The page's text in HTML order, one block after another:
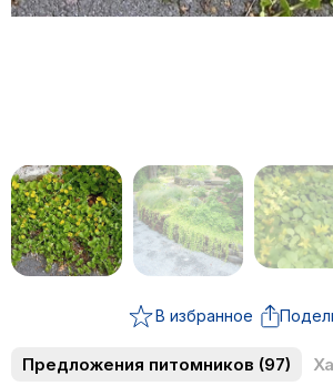
В избранное
Предложения питомников (97)